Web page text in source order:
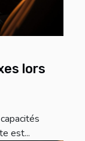
lors
est...